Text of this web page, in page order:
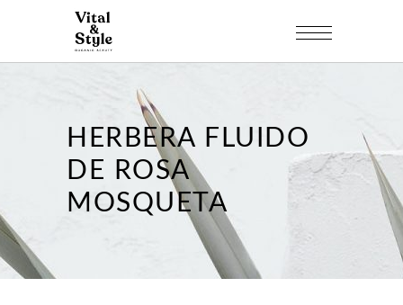
HERBERA FLUIDO
DE ROSA
MOSQUETA